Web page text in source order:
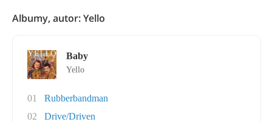
Albumy, autor: Yello
Baby
Yello
01
Rubberbandman
02
Drive/Driven